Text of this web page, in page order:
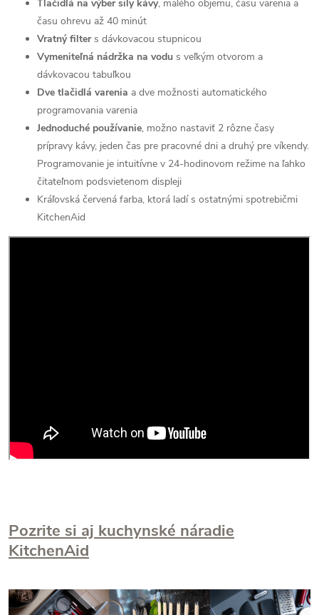
Tlačidlá na výber sily kávy, malého objemu, času varenia a
času ohrevu až 40 minút
Vratný filters dávkovacou stupnicou
Vymeniteľná nádržka na vodu s veľkým otvorom a
dávkovacou tabuľkou
Dve tlačidlá varenia a dve možnosti automatického
programovania varenia
Jednoduché používanie, možno nastaviť 2 rôzne časy
prípravy kávy, jeden čas pre pracovné dni a druhý pre víkendy.
Programovanie je intuitívne v 24-hodinovom režime na ľahko
čitateľnom podsvietenom displeji
Kráľovská červená farba, ktorá ladí s ostatnými spotrebičmi
KitchenAid
Pozrite si aj kuchynské náradie
KitchenAid